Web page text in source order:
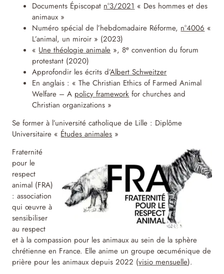
Documents Épiscopat n°3/2021 « Des hommes et des
animaux »
Numéro spécial de l’hebdomadaire Réforme, n°4006 «
L’animal, un miroir » (2023)
« Une théologie animale », 8e convention du forum
protestant (2020)
Approfondir les écrits d’Albert Schweitzer
En anglais : « The Christian Ethics of Farmed Animal
Welfare – A policy framework for churches and
Christian organizations »
Se former à l’université catholique de Lille : Diplôme
Universitaire « Études animales »
Fraternité
pour le
respect
animal (FRA)
: association
qui œuvre à
sensibiliser
au respect
et à la compassion pour les animaux au sein de la sphère
chrétienne en France. Elle anime un groupe œcuménique de
prière pour les animaux depuis 2022 (visio mensuelle).